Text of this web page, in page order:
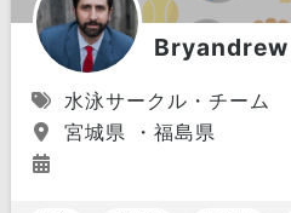
Bryandrew
水泳サークル・チーム
宮城県 ・福島県